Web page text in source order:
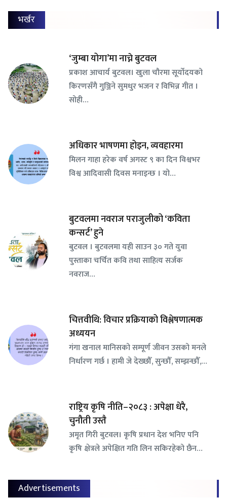
भर्खर
‘जुम्बा योगा’मा नाच्ने बुटवल
प्रकाश आचार्य बुटवल। खुला चौरमा सूर्योदयको
किरणसँगै गुञ्जिने सुमधुर भजन र विभिन्न गीत ।
सोही…
अधिकार भाषणमा होइन, व्यवहारमा
मिलन गाहा हरेक वर्ष अगस्ट ९ का दिन विश्वभर
विश्व आदिवासी दिवस मनाइन्छ । यो…
बुटवलमा नवराज पराजुलीको ‘कविता
कन्सर्ट’ हुने
बुटवल । बुटवलमा यही साउन ३० गते युवा
पुस्ताका चर्चित कवि तथा साहित्य सर्जक
नवराज…
चित्तवीथि: विचार प्रक्रियाको विश्लेषणात्मक
अध्ययन
गंगा खनाल मानिसको सम्पूर्ण जीवन उसको मनले
निर्धारण गर्छ । हामी जे देख्छौँ, सुन्छौँ, सम्झन्छौँ,…
राष्ट्रिय कृषि नीति–२०८३ : अपेक्षा धेरै,
चुनौती उस्तै
अमृत गिरी बुटवल। कृषि प्रधान देश भनिए पनि
कृषि क्षेत्रले अपेक्षित गति लिन सकिरहेको छैन…
Advertisements